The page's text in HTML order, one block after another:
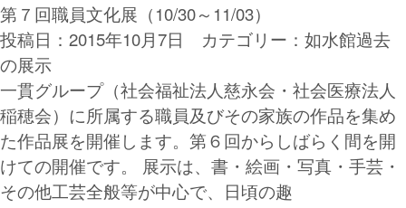
第７回職員文化展（10/30～11/03）
投稿日：2015年10月7日 カテゴリー： 如水館過去
の展示
一貫グループ（社会福祉法人慈永会・社会医療法人
稲穂会）に所属する職員及びその家族の作品を集め
た作品展を開催します。第６回からしばらく間を開
けての開催です。 展示は、書・絵画・写真・手芸・
その他工芸全般等が中心で、日頃の趣